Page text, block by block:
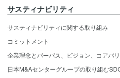
サスティナビリティ
サスティナビリティに関する取り組み
コミットメント
企業理念とパーパス、ビジョン、コアバ
日本M&Aセンターグループの取り組む